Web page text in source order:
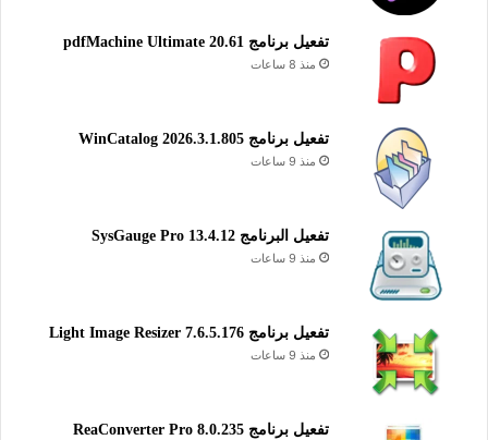
صورك وتعديلها بدقة متناهية، مما يجعله خيارًا مثاليًا للمستخدمين
الذين يبحثون عن حلول تحرير صور قوية ومجانية على منصة
الويندوز.
الرسومات والصور تحرير الصور
تفعيل برنامج pdfMachine Ultimate 20.61
منذ 8 ساعات
تفعيل برنامج WinCatalog 2026.3.1.805
منذ 9 ساعات
تفعيل البرنامج 13.4.12 SysGauge Pro
منذ 9 ساعات
تفعيل برنامج Light Image Resizer 7.6.5.176
منذ 9 ساعات
تفعيل برنامج ReaConverter Pro 8.0.235